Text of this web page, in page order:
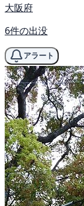
大阪府
6件の出没
アラート